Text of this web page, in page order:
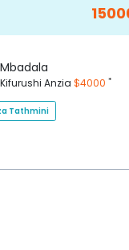
Mbadala
Kifurushi Anzia $4000 *
Tathmini